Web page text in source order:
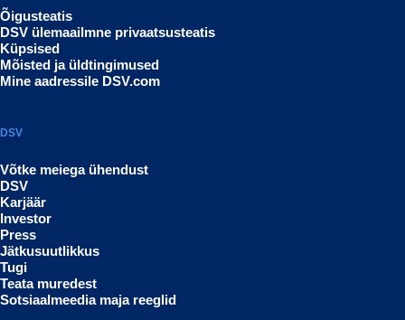
Õigusteatis
DSV ülemaailmne privaatsusteatis
Küpsised
Mõisted ja üldtingimused
Mine aadressile DSV.com
DSV
Võtke meiega ühendust
DSV
Karjäär
Investor
Press
Jätkusuutlikkus
Tugi
Teata muredest
Sotsiaalmeedia maja reeglid